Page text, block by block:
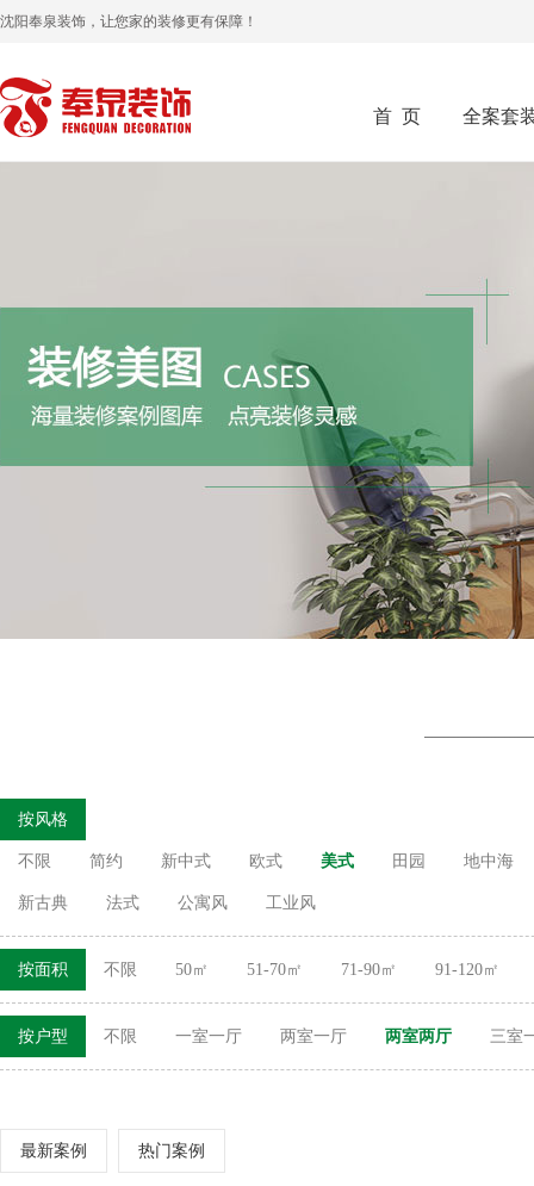
沈阳奉泉装饰，让您家的装修更有保障！
首 页 全案套
按风格
不限 简约 新中式 欧式 美式 田园 地中海
新古典 法式 公寓风 工业风
按面积 不限 50㎡ 51-70㎡ 71-90㎡ 91-120㎡
按户型 不限 一室一厅 两室一厅 两室两厅 三室
最新案例 热门案例